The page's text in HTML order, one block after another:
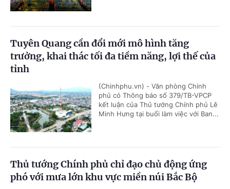
Tuyên Quang cần đổi mới mô hình tăng
trưởng, khai thác tối đa tiềm năng, lợi thế của
tỉnh
(Chinhphu.vn) - Văn phòng Chính
phủ có Thông báo số 379/TB-VPCP
kết luận của Thủ tướng Chính phủ Lê
Minh Hưng tại buổi làm việc với Ban...
Thủ tướng Chính phủ chỉ đạo chủ động ứng
phó với mưa lớn khu vực miền núi Bắc Bộ